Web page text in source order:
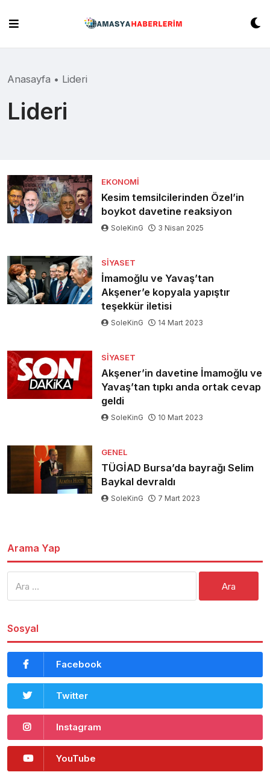
content
Anasayfa • Lideri
Lideri
EKONOMI
Kesim temsilcilerinden Özel’in
boykot davetine reaksiyon
SoleKinG 3 Nisan 2025
SIYASET
İmamoğlu ve Yavaş’tan
Akşener’e kopyala yapıştır
teşekkür iletisi
SoleKinG 14 Mart 2023
SIYASET
Akşener’in davetine İmamoğlu ve
Yavaş’tan tıpkı anda ortak cevap
geldi
SoleKinG 10 Mart 2023
GENEL
TÜGİAD Bursa’da bayrağı Selim
Baykal devraldı
SoleKinG 7 Mart 2023
Arama Yap
Sosyal
Facebook
Twitter
Instagram
YouTube